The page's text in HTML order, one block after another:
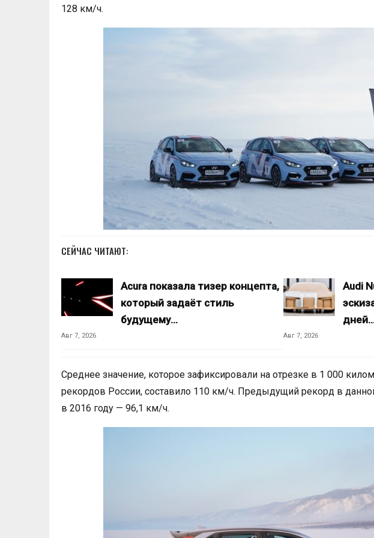
128 км/ч.
СЕЙЧАС ЧИТАЮТ:
Acura показала тизер концепта,
который задаёт стиль
будущему…
Авг 7, 2026
Audi
Авг 7, 2026
Среднее значение, которое зафиксировали на отрезке в 1 000
рекордов России, составило 110 км/ч. Предыдущий рекорд в
в 2016 году — 96,1 км/ч.